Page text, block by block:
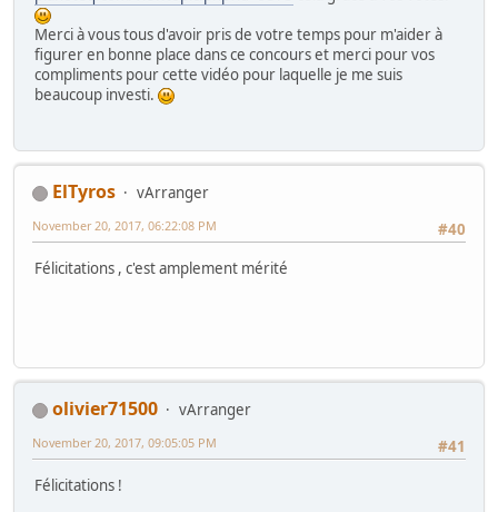
Merci à vous tous d'avoir pris de votre temps pour m'aider à
figurer en bonne place dans ce concours et merci pour vos
compliments pour cette vidéo pour laquelle je me suis
beaucoup investi.
ElTyros
vArranger
#40
November 20, 2017, 06:22:08 PM
Félicitations , c'est amplement mérité
olivier71500
vArranger
#41
November 20, 2017, 09:05:05 PM
Félicitations !